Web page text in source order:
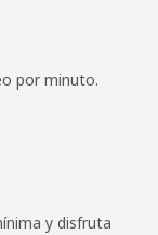
por minuto.
y disfruta